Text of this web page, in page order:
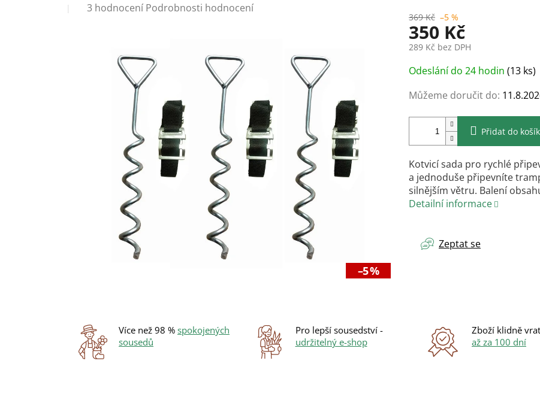
Průměrné
hodnocení
hvězdiček.
3 hodnocení Podrobnosti hodnocení
–5 %
369 Kč –5 %
350 Kč
289 Kč bez DPH
Měrná
cena:
Odeslání do 24 hodin (13 ks)
Můžeme doručit do:
Přidat do
Kotvicí sada pro rychlé
a jednoduše připevníte
silnějším větru. Balení
Detailní informace
Zeptat se
Více než 98 % spokojených
sousedů
Pro lepší sousedství -
udržitelný e-shop
Zboží klidně
až za 100 dní